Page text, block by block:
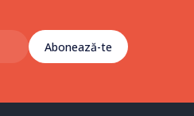
Abonează-te